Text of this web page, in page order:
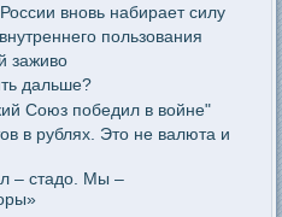
вновь набирает силу
пользования
заживо
дальше?
Союз победил в войне"
в рублях. Это не валюта и
– стадо. Мы –